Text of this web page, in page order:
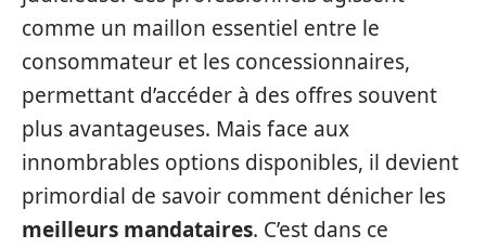
comme un maillon essentiel entre le
consommateur et les concessionnaires,
permettant d’accéder à des offres souvent
plus avantageuses. Mais face aux
innombrables options disponibles, il devient
primordial de savoir comment dénicher les
meilleurs mandataires. C’est dans ce